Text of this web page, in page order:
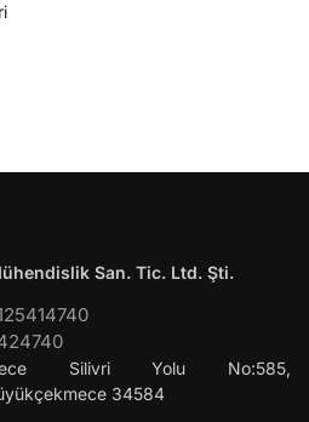
San. Tic. Ltd. Şti.
Silivri Yolu No:585,
34584